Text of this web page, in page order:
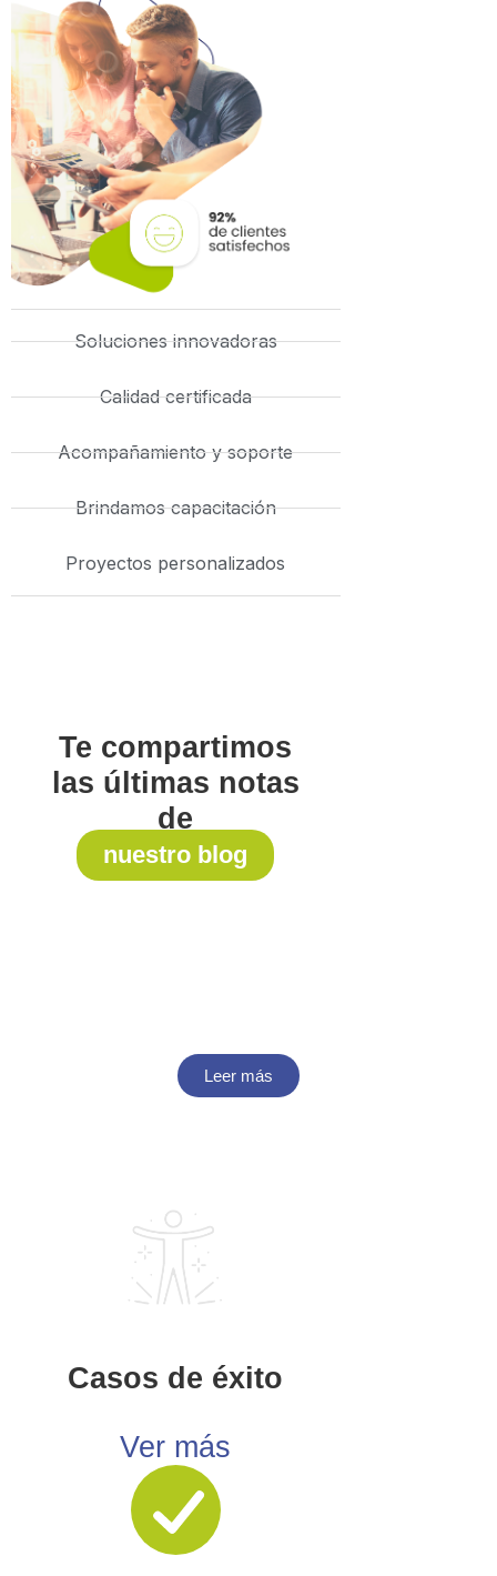
Soluciones innovadoras
Calidad certificada
Acompañamiento y soporte
Brindamos capacitación
Proyectos personalizados
Te compartimos
las últimas notas
de
nuestro blog
Leer más
Casos de éxito
Ver más